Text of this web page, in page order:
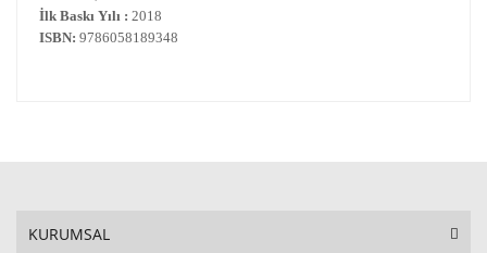
İlk Baskı Yılı : 2018
ISBN: 9786058189348
KURUMSAL